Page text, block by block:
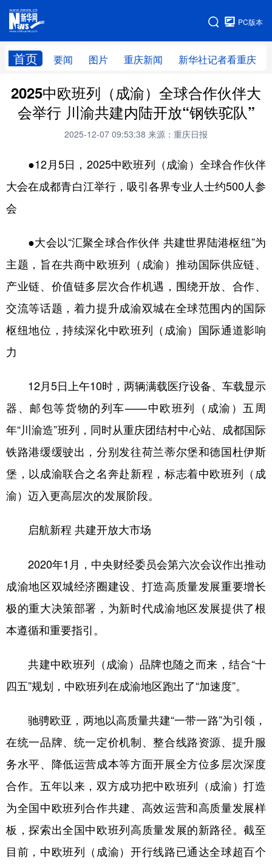
PC版本
首页 要闻 图片 重庆新闻 新华社记者看重庆
网站地图
2025中欧班列（成渝）全球合作伙伴大
会举行 川渝共建内陆开放“钢铁驼队”
2025-12-07 09:53:38 来源：重庆日报
●12月5日，2025中欧班列（成渝）全球合作伙伴
大会在成都青白江举行，吸引各界专业人士约500人参
会
●大会以“汇聚全球合作伙伴 共建世界陆港枢纽”为
主题，旨在共商中欧班列（成渝）推动国际供应链、
产业链、价值链多层次合作机遇，围绕开放、合作、
交流等话题，着力提升成渝双城在全球范围内的国际
枢纽地位，持续深化中欧班列（成渝）国际通道影响
力
12月5日上午10时，两辆满载医疗设备、车载显示
器、邮包等货物的列车——中欧班列（成渝）五周
年“川渝造”班列，同时从重庆团结村中心站、成都国际
铁路港缓缓驶出，分别发往荷兰蒂尔堡和德国杜伊斯
堡，以成渝联合之名奔赴新程，标志着中欧班列（成
渝）迈入更高层次的发展阶段。
启航新程 共建开放大市场
2020年1月，中央财经委员会第六次会议作出推动
成渝地区双城经济圈建设、打造高质量发展重要增长
极的重大决策部署，为新时代成渝地区发展提供了根
本遵循和重要指引。
共建中欧班列（成渝）品牌也随之而来，结合“十
四五”规划，中欧班列在成渝地区跑出了“加速度”。
驰骋欧亚，两地以高质量共建“一带一路”为引领，
在统一品牌、统一定价机制、整合线路资源、提升服
务水平、降低运营成本等方面开展全方位多层次深度
合作。五年以来，双方成功把中欧班列（成渝）打造
为全国中欧班列合作共建、高效运营和高质量发展样
板，探索出全国中欧班列高质量发展的新路径。截至
目前，中欧班列（成渝）开行线路已通达全球超百个